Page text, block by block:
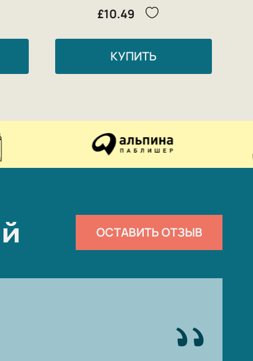
£10.49
КУПИТЬ
ОСТАВИТЬ ОТЗЫВ